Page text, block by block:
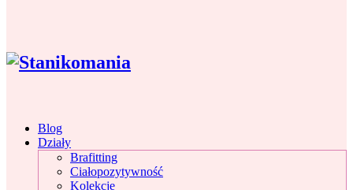
Blog
Działy
Brafitting
Ciałopozytywność
Kolekcje